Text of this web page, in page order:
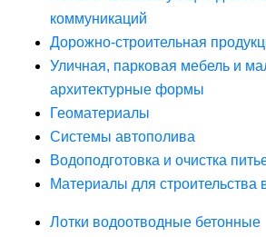
коммуникаций
Дорожно-строительная
Уличная, парковая мебель и
архитектурные формы
Геоматериалы
Системы автополива
Водоподготовка и очистка
Материалы для строительства
Лотки водоотводные бетонные